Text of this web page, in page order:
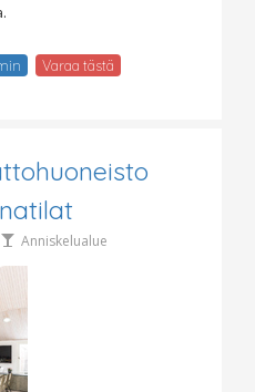
Varaa tästä
Anniskelualue